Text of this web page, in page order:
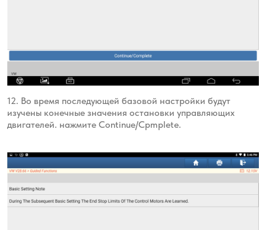
12. Во время последующей базовой настройки будут
изучены конечные значения остановки управляющих
двигателей. нажмите Continue/Cpmplete.